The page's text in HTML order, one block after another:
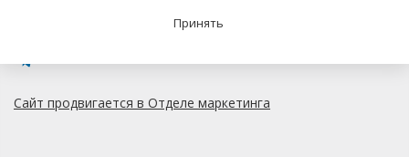
Сайт продвигается в Отделе маркетинга
Принять